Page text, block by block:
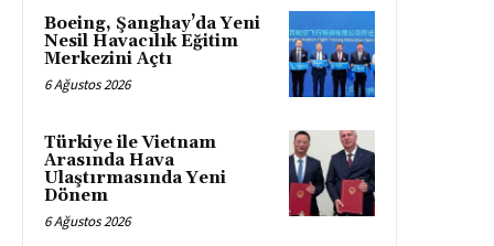
Boeing, Şanghay’da Yeni
Nesil Havacılık Eğitim
Merkezini Açtı
6 Ağustos 2026
Türkiye ile Vietnam
Arasında Hava
Ulaştırmasında Yeni
Dönem
6 Ağustos 2026